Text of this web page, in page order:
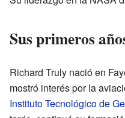
Sus primeros
Richard Truly nació en
mostró interés por la
Instituto Tecnológico de